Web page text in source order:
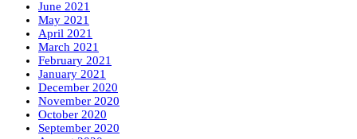
June 2021
May 2021
April 2021
March 2021
February 2021
January 2021
December 2020
November 2020
October 2020
September 2020